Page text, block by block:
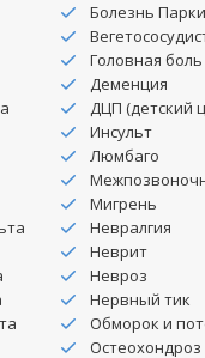
Болезнь
Головная боль
Деменция
ДЦП (детский
Инсульт
Люмбаго
Мигрень
Невралгия
Неврит
Невроз
Нервный тик
Обморок и
Остеохондроз